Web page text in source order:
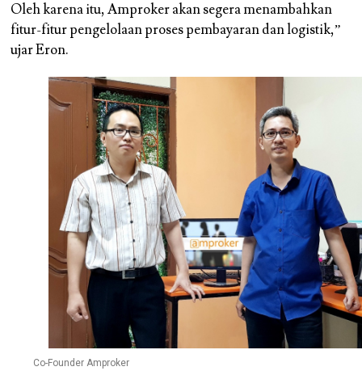
Oleh karena itu, Amproker akan segera menambahkan
fitur-fitur pengelolaan proses pembayaran dan logistik,”
ujar Eron.
Co-Founder Amproker